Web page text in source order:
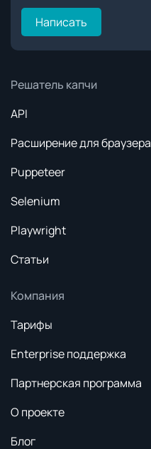
Написать
Решатель капчи
API
Расширение для браузера
Puppeteer
Selenium
Playwright
Статьи
Компания
Тарифы
Enterprise поддержка
Партнерская программа
О проекте
Блог